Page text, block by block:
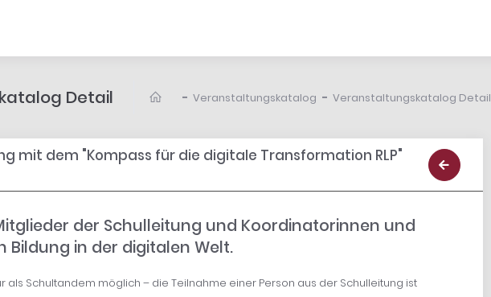
Detail - Veranstaltungskatalog - Veranstaltungskatalog Detail
mit dem "Kompass für die digitale Transformation RLP"
der Schulleitung und Koordinatorinnen und
Bildung in der digitalen Welt.
als Schultandem möglich – die Teilnahme einer Person aus der Schulleitung ist